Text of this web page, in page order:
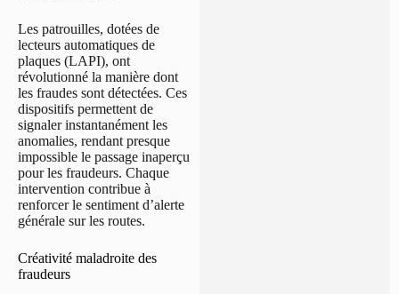
Les patrouilles, dotées de
lecteurs automatiques de
plaques (LAPI), ont
révolutionné la manière dont
les fraudes sont détectées. Ces
dispositifs permettent de
signaler instantanément les
anomalies, rendant presque
impossible le passage inaperçu
pour les fraudeurs. Chaque
intervention contribue à
renforcer le sentiment d’alerte
générale sur les routes.
Créativité maladroite des
fraudeurs